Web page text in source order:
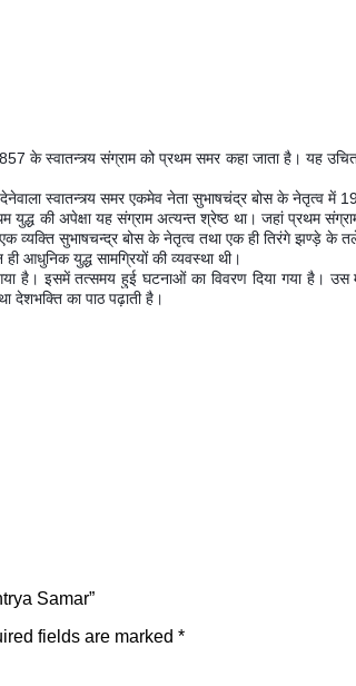
के स्वातन्त्र्य संग्राम को प्रथम समर कहा जाता है। यह
ेवाला स्वातन्त्र्य समर एकमेव नेता सुभाषचंद्र बोस के नेतृत्व में
युद्ध की अपेक्षा यह संग्राम अत्यन्त श्रेष्ठ था। जहां प्रथम
व्यक्ति सुभाषचन्द्र बोस के नेतृत्व तथा एक ही तिरंगे झण्ड़े के
आधुनिक युद्ध सामग्रियों की व्यवस्था थी।
है। इसमें तत्समय हुई घटनाओं का विवरण दिया गया है।
देशभक्ति का पाठ पढ़ाती है।
Samar”
fields are marked *